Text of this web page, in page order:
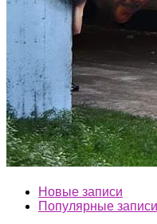
Новые записи
Популярные записи